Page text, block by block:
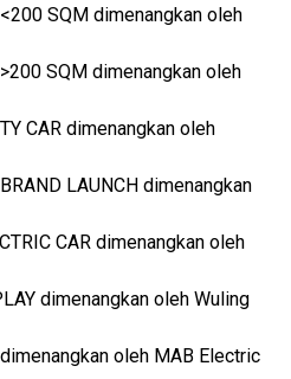
SQM dimenangkan oleh
SQM dimenangkan oleh
CAR dimenangkan oleh
LAUNCH dimenangkan
CAR dimenangkan oleh
dimenangkan oleh Wuling
dimenangkan oleh MAB Electric